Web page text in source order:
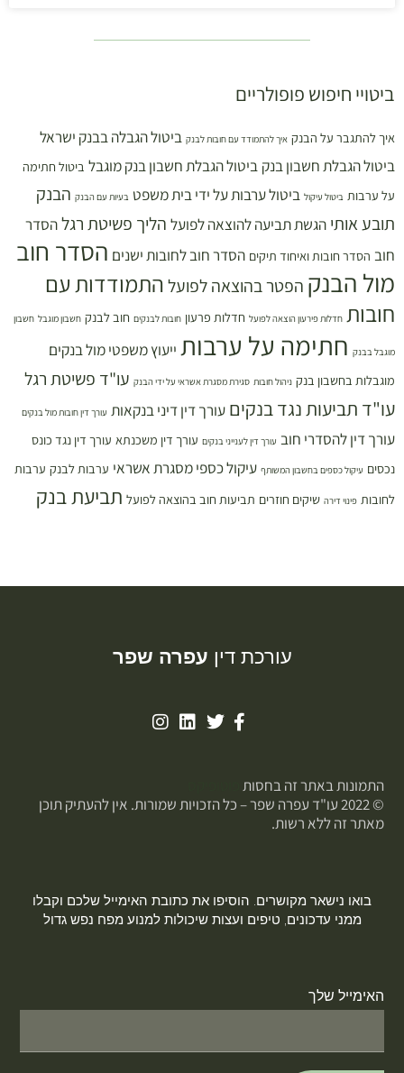
ביטויי חיפוש פופולריים
איך להתגבר על הבנק איך להתמודד עם חובות לבנק ביטול הגבלה בבנק ישראל
ביטול הגבלת חשבון בנק ביטול הגבלת חשבון בנק מוגבל ביטול חתימה
על ערבות ביטול עיקול ביטול ערבות על ידי בית משפט בעיות עם הבנק הבנק
תובע אותי הגשת תביעה להוצאה לפועל הליך פשיטת רגל הסדר
חוב הסדר חובות ואיחוד תיקים הסדר חוב לחובות ישנים הסדר חוב
מול הבנק הפטר בהוצאה לפועל התמודדות עם
חובות חדלות פירעון הוצאה לפועל חדלות פרעון חובות לבנקים חוב לבנק חשבון מוגבל חשבון
מוגבל בבנק חתימה על ערבות ייעוץ משפטי מול בנקים
מוגבלות בחשבון בנק ניהול חובות סגירת מסגרת אשראי על ידי הבנק עו"ד פשיטת רגל
עו"ד תביעות נגד בנקים עורך דין דיני בנקאות עורך דין חובות מול בנקים
עורך דין להסדרי חוב עורך דין לענייני בנקים עורך דין משכנתא עורך דין נגד כונס
נכסים עיקול כספים בחשבון המשותף עיקול כספי מסגרת אשראי ערבות לבנק ערבות
לחובות פינוי דירה שיקים חוזרים תביעות חוב בהוצאה לפועל תביעת בנק
עורכת דין עפרה שפר
התמונות באתר זה בחסות
© 2022 עו"ד עפרה שפר – כל הזכויות שמורות. אין להעתיק תוכן
מאתר זה ללא רשות.
בואו נישאר מקושרים. הוסיפו את כתובת האימייל שלכם וקבלו
ממני עדכונים, טיפים ועצות שיכולות למנוע מפח נפש גדול
האימייל שלך